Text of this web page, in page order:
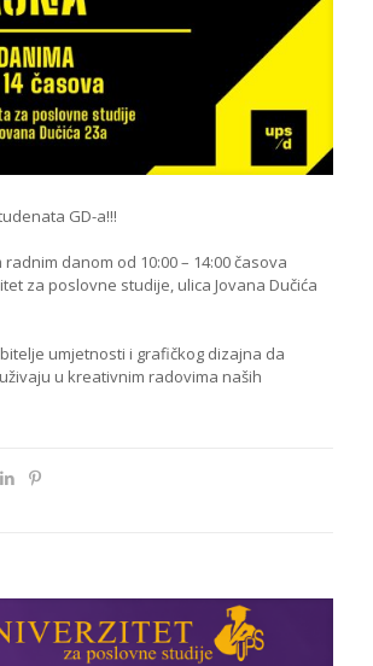
GD-a!!!
danom od 10:00 – 14:00 časova
za poslovne studije, ulica Jovana Dučića
umjetnosti i grafičkog dizajna da
u kreativnim radovima naših